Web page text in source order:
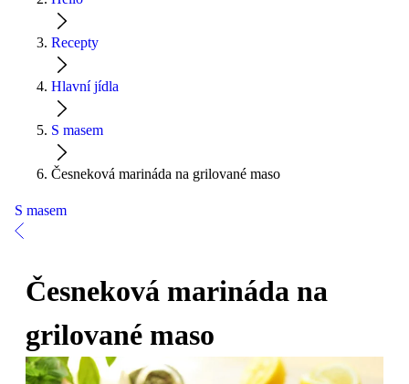
Recepty
Hlavní jídla
S masem
Česneková marináda na grilované maso
S masem
Česneková marináda na
grilované maso